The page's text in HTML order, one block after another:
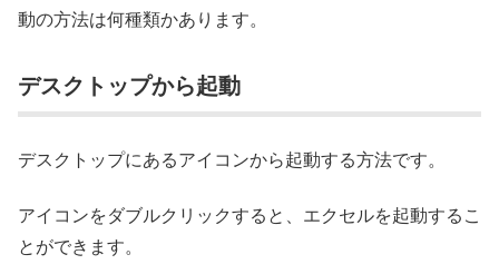
動の方法は何種類かあります。
デスクトップから起動
デスクトップにあるアイコンから起動する方法です。
アイコンをダブルクリックすると、エクセルを起動するこ
とができます。